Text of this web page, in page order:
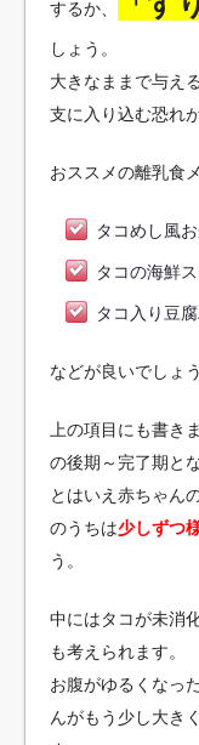
するか、
しょう。
大きなままで与え
支に入り込む恐れ
おススメの離乳食
タコめし風
タコの海鮮
タコ入り豆
などが良いでしょう
上の項目にも書き
の後期～完了期と
とはいえ赤ちゃん
のうちは少しずつ
う。
中にはタコが未消
も考えられます。
お腹がゆるくなっ
んがもう少し大き